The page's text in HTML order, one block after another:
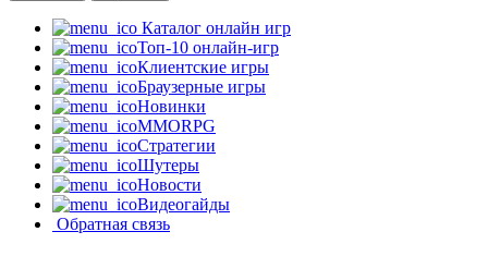
Каталог онлайн игр
Топ-10 онлайн-игр
Клиентские игры
Браузерные игры
Новинки
MMORPG
Стратегии
Шутеры
Новости
Видеогайды
Обратная связь